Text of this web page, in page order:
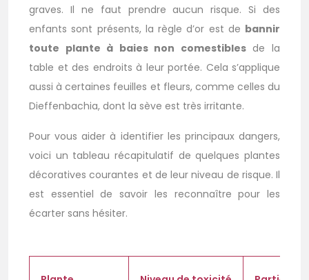
graves. Il ne faut prendre aucun risque. Si des
enfants sont présents, la règle d’or est de bannir
toute plante à baies non comestiblesde la
table et des endroits à leur portée. Cela s’applique
aussi à certaines feuilles et fleurs, comme celles du
Dieffenbachia, dont la sève est très irritante.
Pour vous aider à identifier les principaux dangers,
voici un tableau récapitulatif de quelques plantes
décoratives courantes et de leur niveau de risque. Il
est essentiel de savoir les reconnaître pour les
écarter sans hésiter.